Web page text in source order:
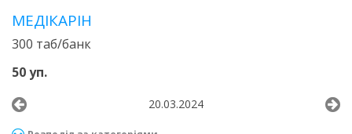
МЕДІКАРІН
300 таб/банк
50 уп.
20.03.2024